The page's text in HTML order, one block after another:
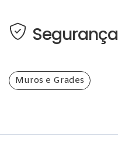
Segurança
Muros e Grades